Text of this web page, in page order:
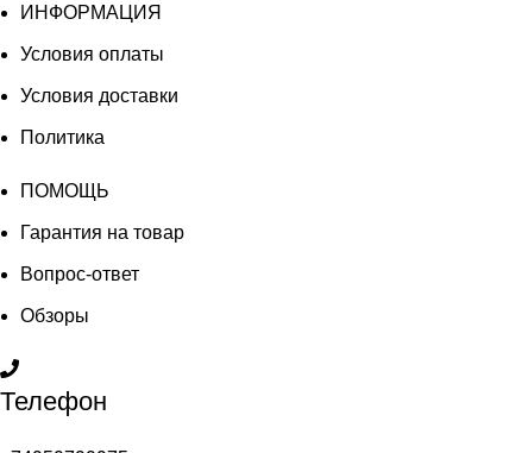
ИНФОРМАЦИЯ
Условия оплаты
Условия доставки
Политика
ПОМОЩЬ
Гарантия на товар
Вопрос-ответ
Обзоры
Телефон